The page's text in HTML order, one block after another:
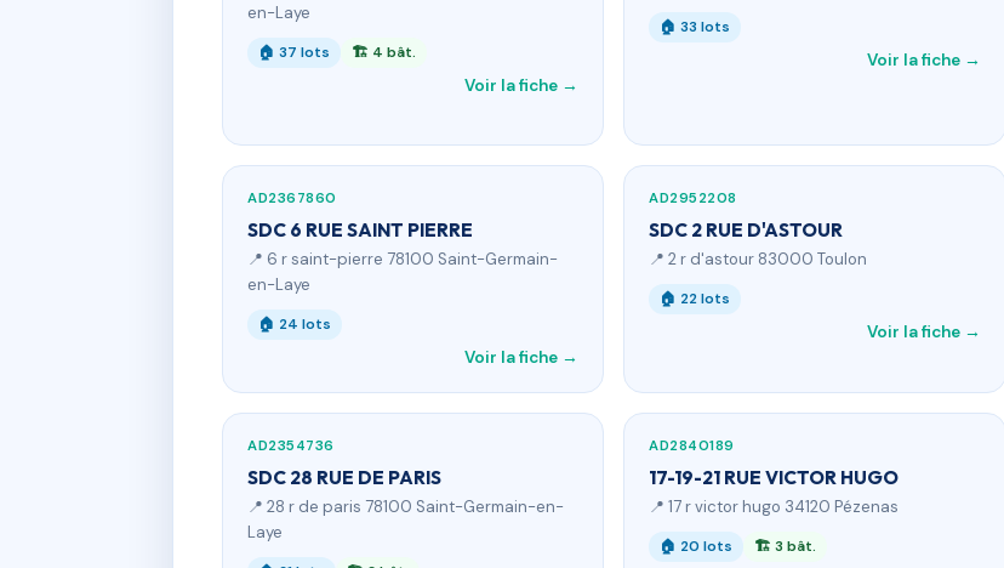
en-Laye
🏠 37 lots 🏗 4 bât.
Voir la fiche →
🏠 33 lots
Voir la fiche →
AD2367860
SDC 6 RUE SAINT PIERRE
📍 6 r saint-pierre 78100 Saint-Germain-
en-Laye
🏠 24 lots
Voir la fiche →
AD2952208
SDC 2 RUE D'ASTOUR
📍 2 r d'astour 83000 Toulon
🏠 22 lots
Voir la fiche →
AD2354736
SDC 28 RUE DE PARIS
📍 28 r de paris 78100 Saint-Germain-en-
Laye
AD2840189
17-19-21 RUE VICTOR HUGO
📍 17 r victor hugo 34120 Pézenas
🏠 20 lots 🏗 3 bât.